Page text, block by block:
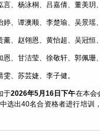
、杨泳桐、吕嘉倩、董美玥
、谭澳顺、李楚瑜、吴景瑶
、赵翎恩、黄怡超、吴冠恒
、甘洁莹、徐敬轩、郭佩珊
、苏芸婕、李子健。
于2026年5月16日下午在本会
选出40名合资格者进行培训